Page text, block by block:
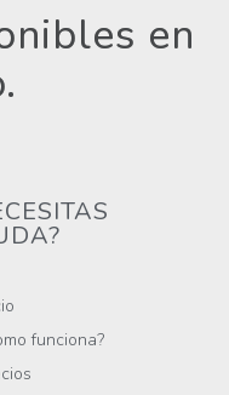
en
funciona?